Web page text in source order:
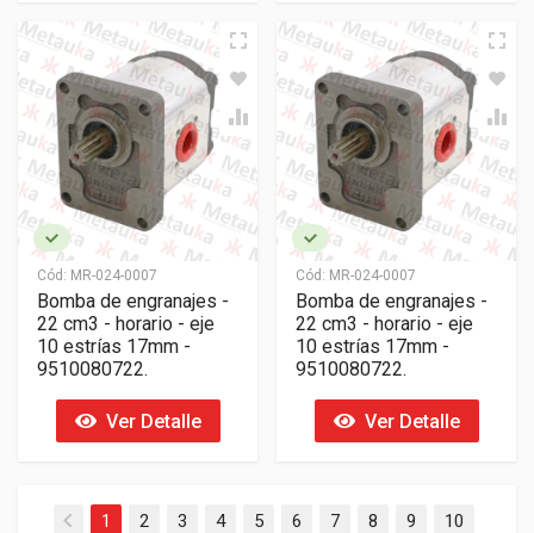
Cód: MR-024-0007
Bomba de engranajes -
22 cm3 - horario - eje
10 estrías 17mm -
9510080722.
Ver Detalle
Cód: MR-024-0007
Bomba de engranajes -
22 cm3 - horario - eje
10 estrías 17mm -
9510080722.
Ver Detalle
1 2 3 4 5 6 7 8 9
10